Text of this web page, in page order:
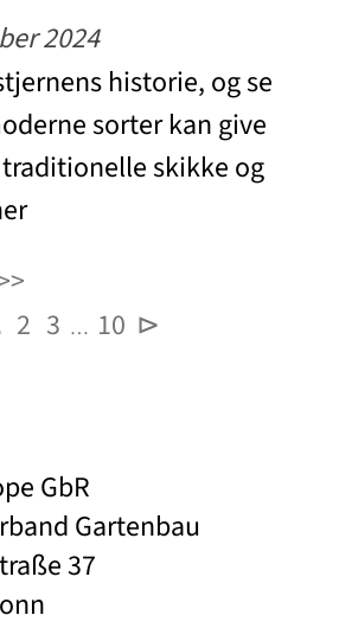
2024
historie, og se
sorter kan give
skikke og
2 3 … 10 ⊳
GbR
Gartenbau
37